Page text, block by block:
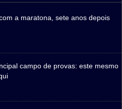
a maratona, sete anos depois
campo de provas: este mesmo